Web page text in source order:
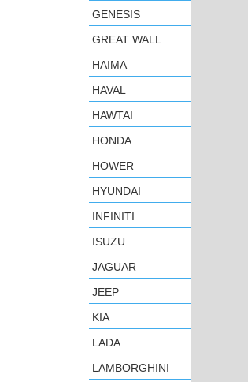
GENESIS
GREAT WALL
HAIMA
HAVAL
HAWTAI
HONDA
HOWER
HYUNDAI
INFINITI
ISUZU
JAGUAR
JEEP
KIA
LADA
LAMBORGHINI